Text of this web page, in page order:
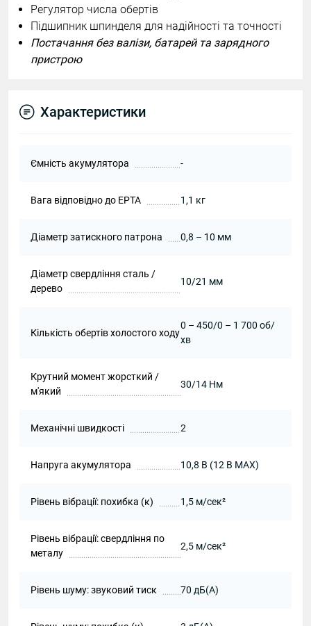
Регулятор числа обертів
Підшипник шпинделя для надійності та точності
Постачання без валізи, батарей та зарядного
пристрою
Характеристики
Ємність акумулятора -
Вага відповідно до EPTA 1,1 кг
Діаметр затискного патрона 0,8 – 10 мм
Діаметр свердління сталь /
дерево
10/21 мм
Кількість обертів холостого ходу
0 – 450/0 – 1 700 об/
хв
Крутний момент жорсткий /
м'який
30/14 Нм
Механічні швидкості 2
Напруга акумулятора 10,8 В (12 В MAX)
Рівень вібрації: похибка (к) 1,5 м/сек²
Рівень вібрації: свердління по
металу
2,5 м/сек²
Рівень шуму: звуковий тиск 70 дБ(А)